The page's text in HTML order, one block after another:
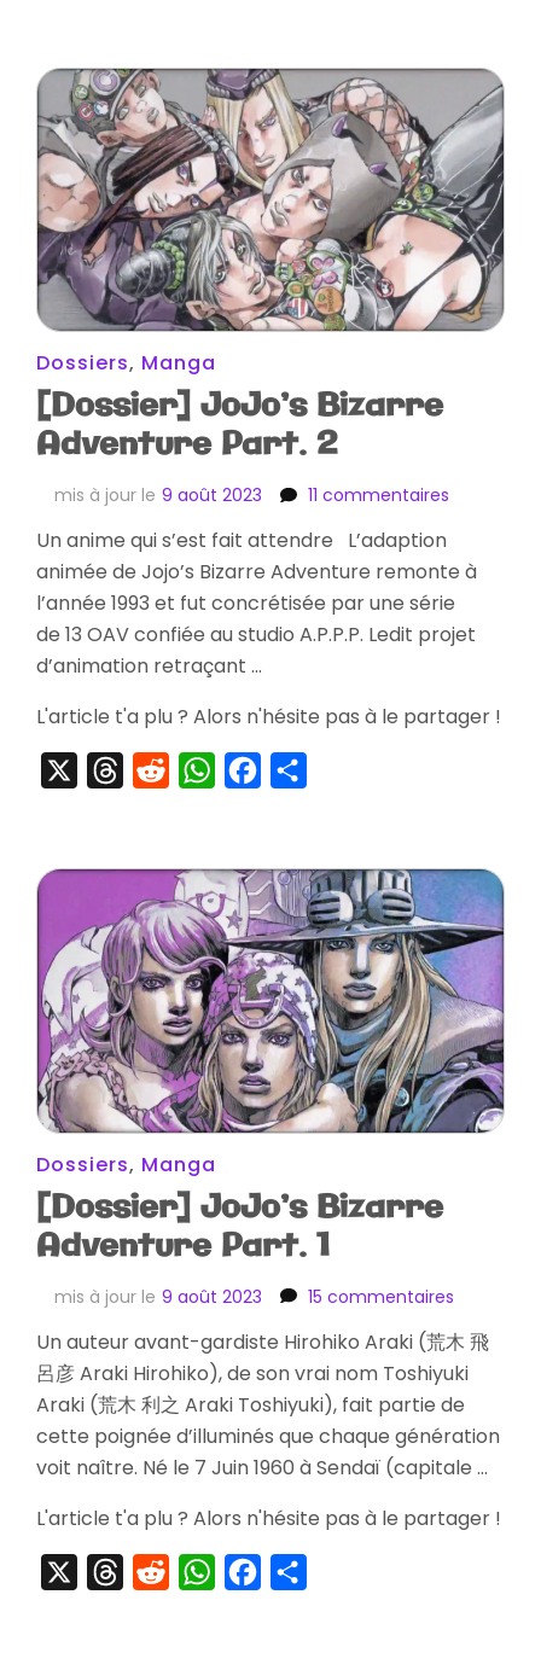
Dossiers, Manga
[Dossier] JoJo’s Bizarre
Adventure Part. 2
mis à jour le 9 août 2023 11 commentaires
Bizarre
Adventure
Part.
2
Un anime qui s’est fait attendre L’adaption
animée de Jojo’s Bizarre Adventure remonte à
l’année 1993 et fut concrétisée par une série
de 13 OAV confiée au studio A.P.P.P. Ledit projet
d’animation retraçant …
L'article t'a plu ? Alors n'hésite pas à le partager !
ThreadsRedditWhatsAppFacebook
Dossiers, Manga
[Dossier] JoJo’s Bizarre
Adventure Part. 1
mis à jour le 9 août 2023 15 commentaires
JoJo’s
Bizarre
Adventure
1
Un auteur avant-gardiste Hirohiko Araki (荒木 飛
呂彦 Araki Hirohiko), de son vrai nom Toshiyuki
Araki (荒木 利之 Araki Toshiyuki), fait partie de
cette poignée d’illuminés que chaque génération
voit naître. Né le 7 Juin 1960 à Sendaï (capitale …
L'article t'a plu ? Alors n'hésite pas à le partager !
ThreadsRedditWhatsAppFacebook